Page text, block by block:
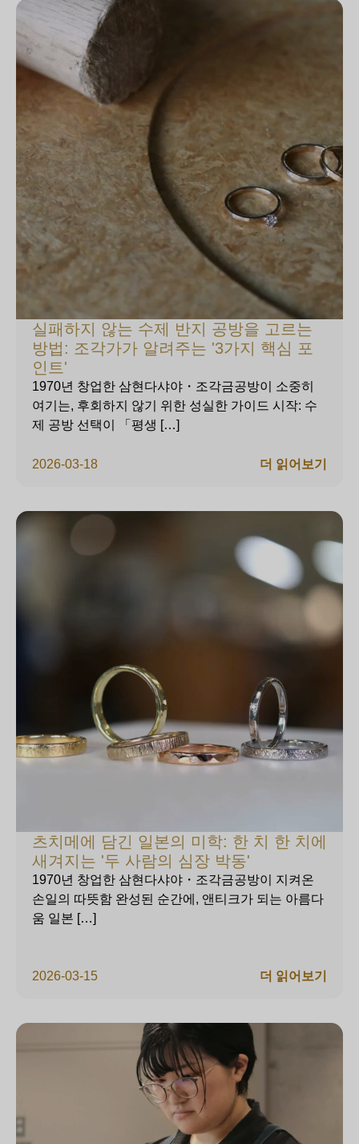
실패하지 않는 수제 반지 공방을 고르는
방법: 조각가가 알려주는 '3가지 핵심 포
인트'
2026-03-18
1970년 창업한 삼현다샤야・조각금공방이 소중히
여기는, 후회하지 않기 위한 성실한 가이드 시작: 수
제 공방 선택이 「평생 […]
더 읽어보기
츠치메에 담긴 일본의 미학: 한 치 한 치에
새겨지는 '두 사람의 심장 박동'
2026-03-15
1970년 창업한 삼현다샤야・조각금공방이 지켜온
손일의 따뜻함 완성된 순간에, 앤티크가 되는 아름다
움 일본 […]
더 읽어보기